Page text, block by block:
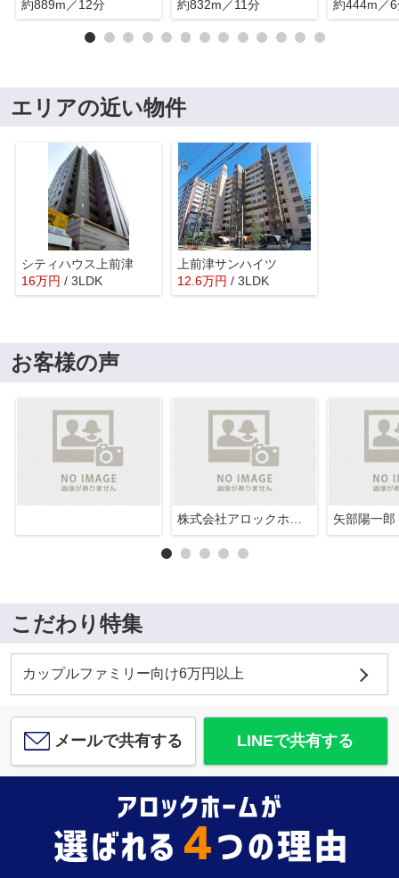
約889m／12分 約832m／11分 約444m／
エリアの近い物件
シティハウス上前津
16万円 / 3LDK
上前津サンハイツ
12.6万円 / 3LDK
お客様の声
株式会社アロックホーム 矢部陽一郎
こだわり特集
カップルファミリー向け6万円以上
メールで共有する LINEで共有する